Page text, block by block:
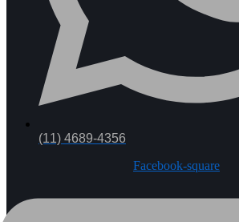
(11) 4689-4356
Facebook-square